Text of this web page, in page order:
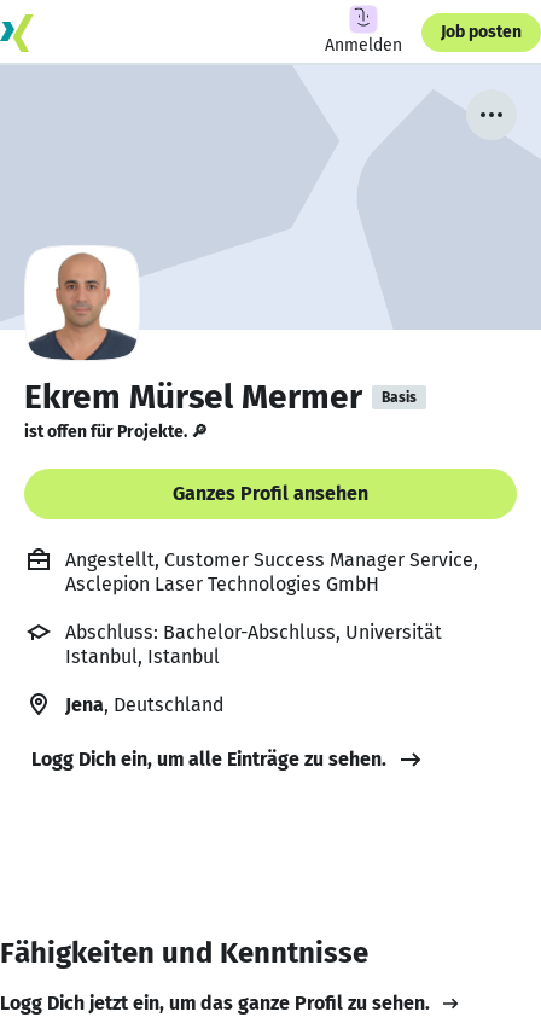
Anmelden
Job posten
Ekrem Mürsel Mermer Basis
ist offen für Projekte. 🔎
Ganzes Profil ansehen
Angestellt, Customer Success Manager Service,
Asclepion Laser Technologies GmbH
Abschluss: Bachelor-Abschluss, Universität
Istanbul, Istanbul
Jena, Deutschland
Logg Dich ein, um alle Einträge zu sehen.
Fähigkeiten und Kenntnisse
Logg Dich jetzt ein, um das ganze Profil zu sehen.